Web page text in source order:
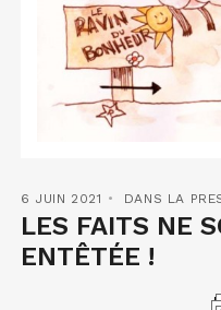
6 JUIN 2021 DANS LA
LES FAITS NE
ENTÊTÉE !